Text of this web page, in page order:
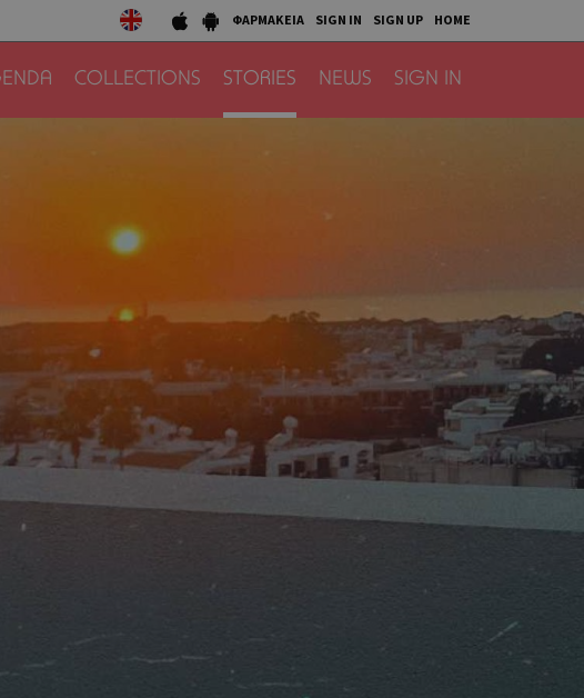
ΦΑΡΜΑΚΕΙΑ SIGN IN SIGN UP HOME
COLLECTIONS STORIES NEWS SIGN IN